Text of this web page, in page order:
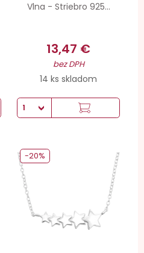
Vlna - Striebro 925...
13,47 €
bez DPH
14 ks skladom
-20%